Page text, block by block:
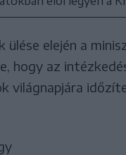
ülése elején a
hogy az
világnapjára